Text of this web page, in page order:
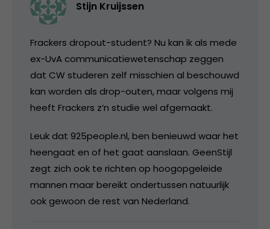
Stijn Kruijssen
Frackers dropout-student? Nu kan ik als mede
ex-UvA communicatiewetenschap zeggen
dat CW studeren zelf misschien al beschouwd
kan worden als drop-outen, maar volgens mij
heeft Frackers z’n studie wel afgemaakt.
Leuk dat 925people.nl, ben benieuwd waar het
heengaat en of het gaat aanslaan. GeenStijl
zegt zich ook te richten op hoogopgeleide
mannen maar bereikt ondertussen natuurlijk
ook gewoon de rest van Nederland.